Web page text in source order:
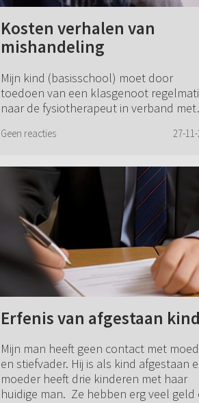
Kosten verhalen van
mishandeling
Mijn kind (basisschool) moet door
toedoen van een klasgenoot
naar de fysiotherapeut in verband met
is sprake van pijnklachten en ook
Geen reacties 27-
Erfenis van afgestaan kind
Mijn man heeft geen contact met
en stiefvader. Hij is als kind afgestaan
moeder heeft drie kinderen met haar
huidige man. Ze hebben erg veel geld